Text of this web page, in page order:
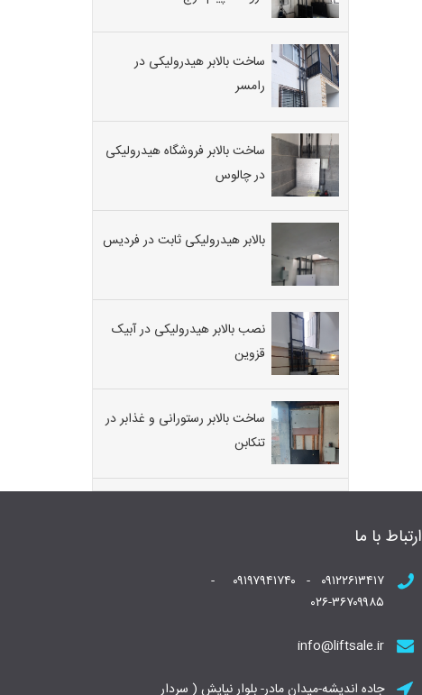
ساخت بالابر هیدرولیکی در
رامسر
ساخت بالابر فروشگاه هیدرولیکی
در چالوس
بالابر هیدرولیکی ثابت در فردیس
نصب بالابر هیدرولیکی در آبیک
قزوین
ساخت بالابر رستورانی و غذابر در
تنکابن
ارتباط با ما
۰۹۱۲۲۶۱۳۴۱۷ - ۰۹۱۹۷۹۴۱۷۴۰ -
۰۲۶-۳۶۷۰۹۹۸۵
info@liftsale.ir
جاده اندیشه-میدان مادر- بلوار نیایش ( سردار